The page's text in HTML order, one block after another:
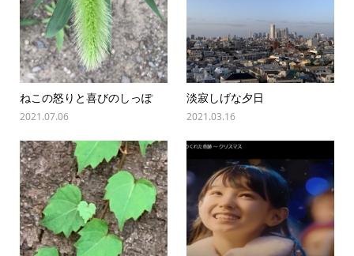
ねこの怒りと喜びのしっぽ
2021.07.06
淡寂しげな夕日
2021.03.16